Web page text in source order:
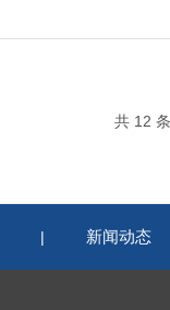
共 12
| 新闻动态